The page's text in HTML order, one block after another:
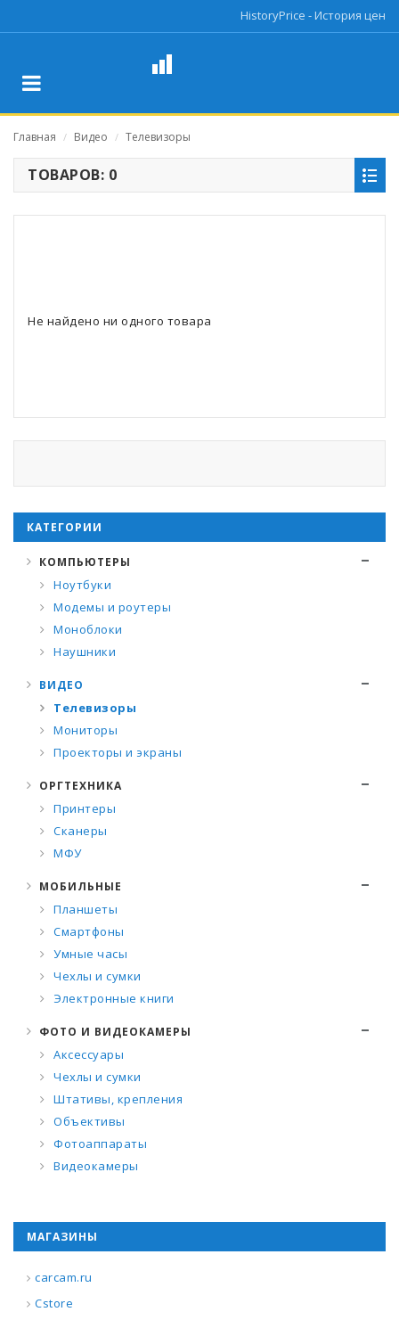
HistoryPrice - История цен
Главная / Видео / Телевизоры
ТОВАРОВ: 0
Не найдено ни одного товара
КАТЕГОРИИ
КОМПЬЮТЕРЫ
Ноутбуки
Модемы и роутеры
Моноблоки
Наушники
ВИДЕО
Телевизоры
Мониторы
Проекторы и экраны
ОРГТЕХНИКА
Принтеры
Сканеры
МФУ
МОБИЛЬНЫЕ
Планшеты
Смартфоны
Умные часы
Чехлы и сумки
Электронные книги
ФОТО И ВИДЕОКАМЕРЫ
Аксессуары
Чехлы и сумки
Штативы, крепления
Объективы
Фотоаппараты
Видеокамеры
МАГАЗИНЫ
carcam.ru
Cstore